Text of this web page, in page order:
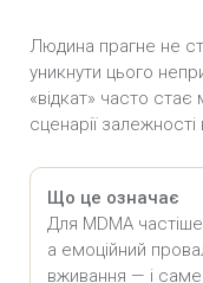
Людина прагне не
уникнути цього
«відкат» часто
сценарії залежності
Що це означає
Для MDMA
а емоційний
вживання — і